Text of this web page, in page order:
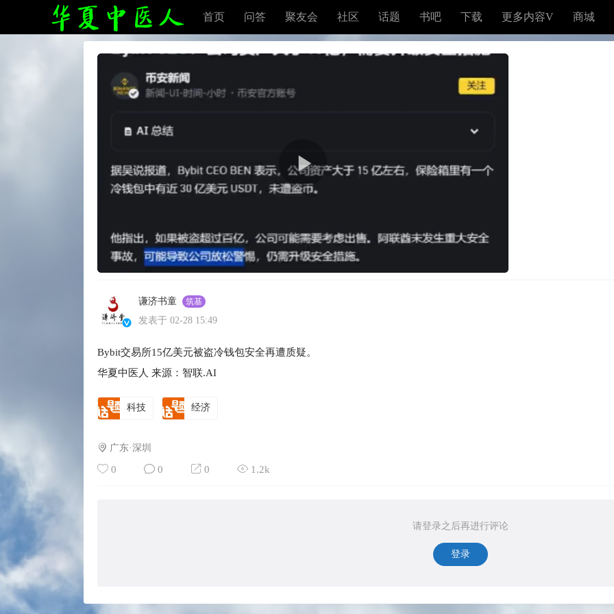
首页 问答 聚友会 社区 话题 书吧 下载 更多内容V 商城
谦济书童 筑基
发表于 02-28 15:49
Bybit交易所15亿美元被盗冷钱包安全再遭质疑。
华夏中医人 来源：智联.AI
科技 经济
广东·深圳
0 0 0 1.2k
请登录之后再进行评论
登录